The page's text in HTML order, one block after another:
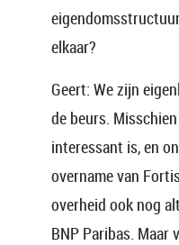
elkaar?
Geert: We zijn
de beurs.
interessant is, en
overname van
overheid ook nog
BNP Paribas. Maar